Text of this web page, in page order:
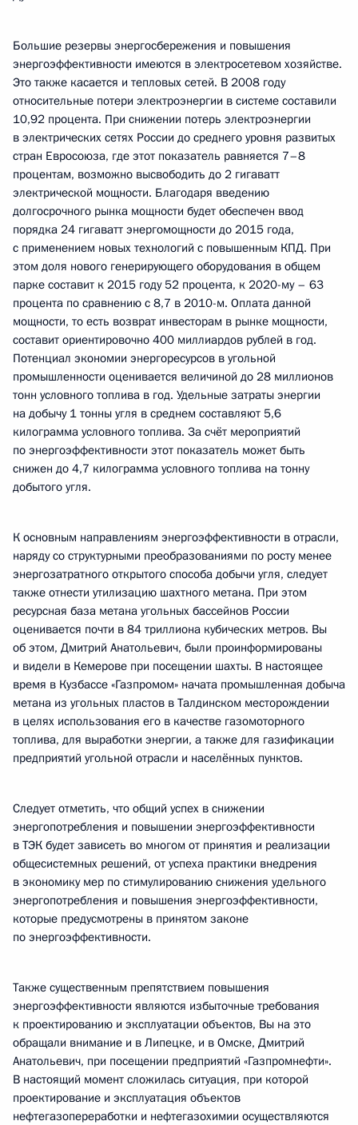
Большие резервы энергосбережения и повышения
энергоэффективности имеются в электросетевом хозяйстве.
Это также касается и тепловых сетей. В 2008 году
относительные потери электроэнергии в системе составили
10,92 процента. При снижении потерь электроэнергии
в электрических сетях России до среднего уровня развитых
стран Евросоюза, где этот показатель равняется 7–8
процентам, возможно высвободить до 2 гигаватт
электрической мощности. Благодаря введению
долгосрочного рынка мощности будет обеспечен ввод
порядка 24 гигаватт энергомощности до 2015 года,
с применением новых технологий с повышенным КПД. При
этом доля нового генерирующего оборудования в общем
парке составит к 2015 году 52 процента, к 2020-му – 63
процента по сравнению с 8,7 в 2010-м. Оплата данной
мощности, то есть возврат инвесторам в рынке мощности,
составит ориентировочно 400 миллиардов рублей в год.
Потенциал экономии энергоресурсов в угольной
промышленности оценивается величиной до 28 миллионов
тонн условного топлива в год. Удельные затраты энергии
на добычу 1 тонны угля в среднем составляют 5,6
килограмма условного топлива. За счёт мероприятий
по энергоэффективности этот показатель может быть
снижен до 4,7 килограмма условного топлива на тонну
добытого угля.
К основным направлениям энергоэффективности в отрасли,
наряду со структурными преобразованиями по росту менее
энергозатратного открытого способа добычи угля, следует
также отнести утилизацию шахтного метана. При этом
ресурсная база метана угольных бассейнов России
оценивается почти в 84 триллиона кубических метров. Вы
об этом, Дмитрий Анатольевич, были проинформированы
и видели в Кемерове при посещении шахты. В настоящее
время в Кузбассе «Газпромом» начата промышленная добыча
метана из угольных пластов в Талдинском месторождении
в целях использования его в качестве газомоторного
топлива, для выработки энергии, а также для газификации
предприятий угольной отрасли и населённых пунктов.
Следует отметить, что общий успех в снижении
энергопотребления и повышении энергоэффективности
в ТЭК будет зависеть во многом от принятия и реализации
общесистемных решений, от успеха практики внедрения
в экономику мер по стимулированию снижения удельного
энергопотребления и повышения энергоэффективности,
которые предусмотрены в принятом законе
по энергоэффективности.
Также существенным препятствием повышения
энергоэффективности являются избыточные требования
к проектированию и эксплуатации объектов, Вы на это
обращали внимание и в Липецке, и в Омске, Дмитрий
Анатольевич, при посещении предприятий «Газпромнефти».
В настоящий момент сложилась ситуация, при которой
проектирование и эксплуатация объектов
нефтегазопереработки и нефтегазохимии осуществляются